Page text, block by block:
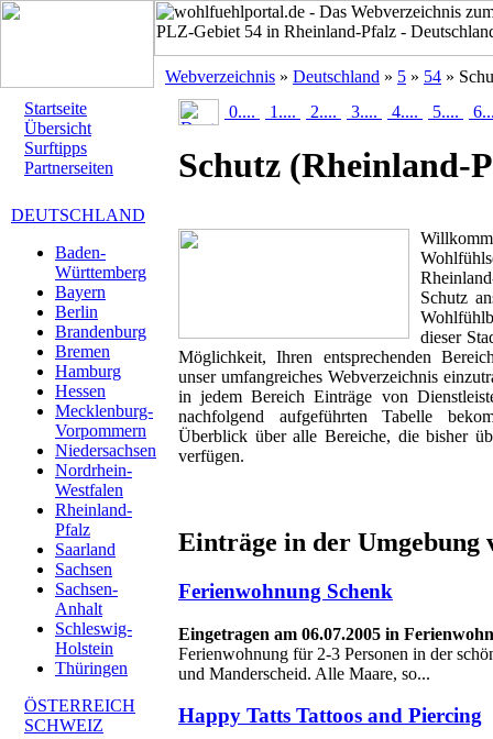
Webverzeichnis » Deutschland » 5 » 54 »
Startseite
Übersicht
Surftipps
Partnerseiten
DEUTSCHLAND
Baden-
Württemberg
Bayern
Berlin
Brandenburg
Bremen
Hamburg
Hessen
Mecklenburg-
Vorpommern
Niedersachsen
Nordrhein-
Westfalen
Rheinland-
Pfalz
Saarland
Sachsen
Sachsen-
Anhalt
Schleswig-
Holstein
Thüringen
ÖSTERREICH
SCHWEIZ
0.... 1.... 2.... 3.... 4.... 5....
Schutz (Rheinland-
Schutz
dieser
Möglichkeit, Ihren entsprechenden
unser umfangreiches Webverzeichnis
in jedem Bereich Einträge von
nachfolgend aufgeführten Tabelle
Überblick über alle Bereiche, die bisher
verfügen.
Einträge in der Umgebung
Ferienwohnung Schenk
Eingetragen am 06.07.2005 in
Ferienwohnung für 2-3 Personen in der
und Manderscheid. Alle Maare, so...
Happy Tatts Tattoos and Piercing